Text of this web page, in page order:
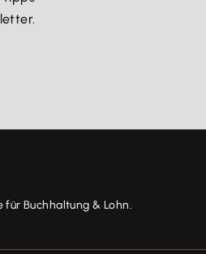
Buchhaltung & Lohn.